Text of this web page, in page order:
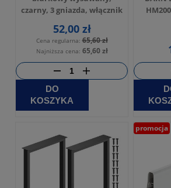
czarny, 3 gniazda, włącznik
52,00 zł
Cena regularna:65,60 zł
Najniższa cena: 65,60 zł
DO
KOSZYKA
promocja